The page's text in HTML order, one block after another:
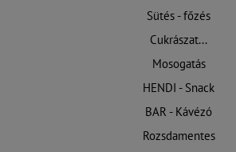
Sütés - főzés
Cukrászat...
Mosogatás
HENDI - Snack
BAR - Kávézó
Rozsdamentes